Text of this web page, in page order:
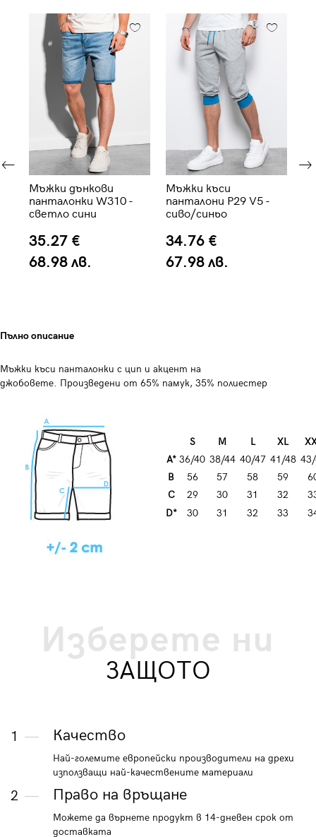
Мъжки дънкови
панталонки W310 -
светло сини
35.27 €
68.98 лв.
Мъжки къси
панталони P29 V5 -
сиво/синьо
34.76 €
67.98 лв.
Пълно описание
Мъжки къси панталонки с цип и акцент на
джобовете. Произведени от 65% памук, 35% полиестер
S M L XL
A* 36/40 38/44 40/47 41/48
B
56 57 58 59
C
29 30 31 32
D*
30 31 32 33
Изберете ни
ЗАЩОТО
1 Качество
Най-големите европейски производители на дрехи
използващи най-качествените материали
2 Право на връщане
Можете да върнете продукт в 14-дневен срок от
доставката